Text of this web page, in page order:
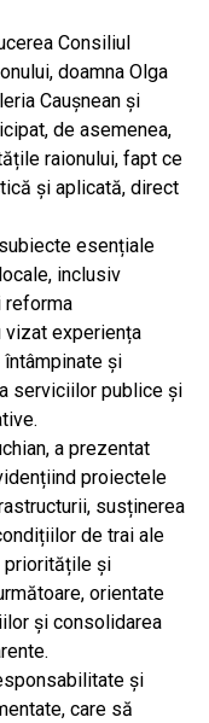
Consiliul
doamna Olga
Caușnean și
de asemenea,
raionului, fapt ce
și aplicată, direct
esențiale
inclusiv
reforma
experiența
și
serviciilor publice și
a prezentat
proiectele
susținerea
de trai ale
prioritățile și
orientate
și consolidarea
și
care să